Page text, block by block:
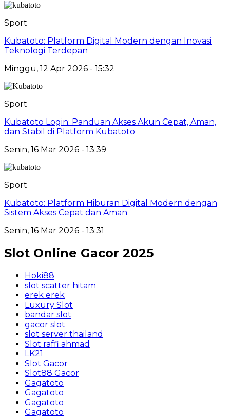
Sport
Kubatoto: Platform Digital Modern dengan Inovasi
Teknologi Terdepan
Minggu, 12 Apr 2026 - 15:32
Sport
Kubatoto Login: Panduan Akses Akun Cepat, Aman,
dan Stabil di Platform Kubatoto
Senin, 16 Mar 2026 - 13:39
Sport
Kubatoto: Platform Hiburan Digital Modern dengan
Sistem Akses Cepat dan Aman
Senin, 16 Mar 2026 - 13:31
Slot Online Gacor 2025
Hoki88
slot scatter hitam
erek erek
Luxury Slot
bandar slot
gacor slot
slot server thailand
Slot raffi ahmad
LK21
Slot Gacor
Slot88 Gacor
Gagatoto
Gagatoto
Gagatoto
Gagatoto